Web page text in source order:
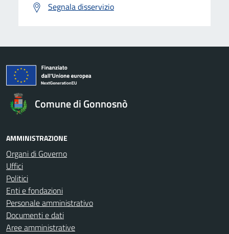
Segnala disservizio
Comune di Gonnosnò
AMMINISTRAZIONE
Organi di Governo
Uffici
Politici
Enti e fondazioni
Personale amministrativo
Documenti e dati
Aree amministrative